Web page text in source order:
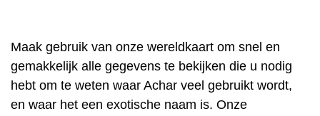
Maak gebruik van onze wereldkaart om snel en
gemakkelijk alle gegevens te bekijken die u nodig
hebt om te weten waar Achar veel gebruikt wordt,
en waar het een exotische naam is. Onze